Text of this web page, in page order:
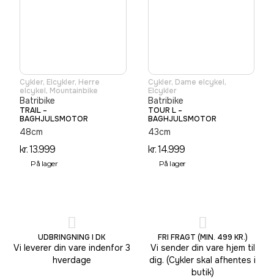
Cykler, Elcykler, Herre
elcykel, Mountainbike
Batribike
TRAIL –
BAGHJULSMOTOR
48cm
kr.13.999
På lager
Cykler, Dame elcykel,
Elcykler
Batribike
TOUR L –
BAGHJULSMOTOR
43cm
kr.14.999
På lager
UDBRINGNING I DK
Vi leverer din vare indenfor 3
hverdage
FRI FRAGT (MIN. 499 KR.)
Vi sender din vare hjem til
dig. (Cykler skal afhentes i
butik)